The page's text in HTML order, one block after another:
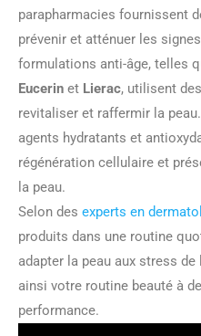
parapharmacies fournissent
prévenir et atténuer les
formulations anti-âge, telles
Eucerin et Lierac, utilisent
revitaliser et raffermir la
agents hydratants et
régénération cellulaire et
la peau.
Selon des experts en
produits dans une routine
adapter la peau aux stress
ainsi votre routine beauté à
performance.